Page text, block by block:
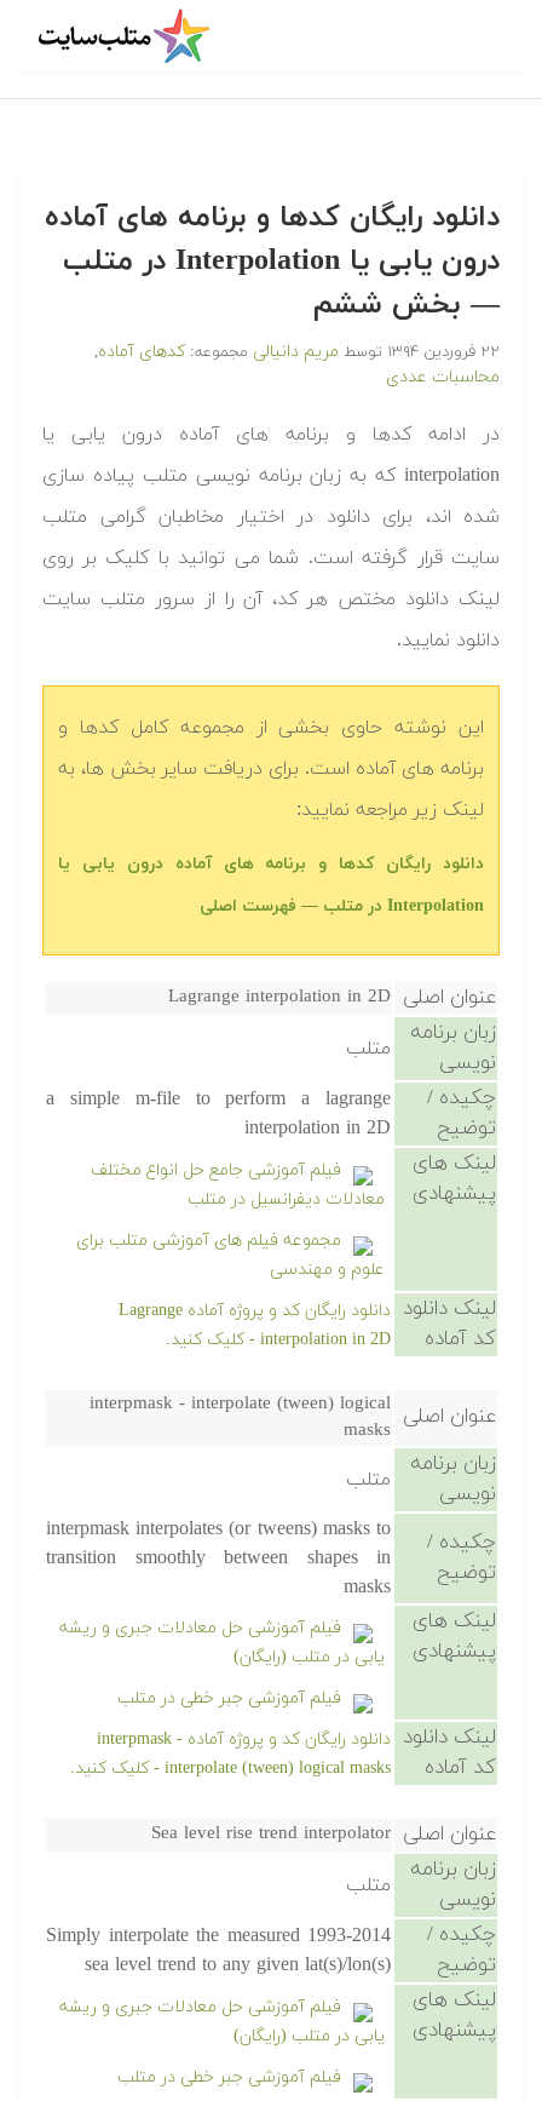
دانلود رایگان کدها و برنامه های آماده
درون یابی یا Interpolation در متلب‬‬
— بخش ششم
۲۲ فروردین ۱۳۹۴ توسط مریم دانیالی مجموعه:کدهای آماده,
محاسبات عددی
‫در ادامه کدها و برنامه های آماده درون یابی یا
interpolation که به زبان برنامه نویسی متلب پیاده سازی
شده اند، برای دانلود در اختیار مخاطبان گرامی متلب
سایت قرار گرفته است. شما می توانید با کلیک بر روی
لینک دانلود مختص هر کد، آن را از سرور متلب سایت
دانلود نمایید.‬
این نوشته حاوی بخشی از مجموعه کامل کدها و
برنامه های آماده است. برای دریافت سایر بخش ها، به
لینک زیر مراجعه نمایید:
دانلود رایگان کدها و برنامه های آماده درون یابی یا
Interpolation در متلب‬‬ — فهرست اصلی
عنوان اصلی Lagrange interpolation in 2D
زبان برنامه
نویسی
متلب
چکیده /
توضیح
a simple m-file to perform a lagrange
interpolation in 2D
لینک های
پیشنهادی
فیلم آموزشی جامع حل انواع مختلف
معادلات دیفرانسیل در متلب
مجموعه فیلم های آموزشی متلب برای
علوم و مهندسی
لینک دانلود
کد آماده
دانلود رایگان کد و پروژه آماده Lagrange
interpolation in 2D - کلیک کنید.
عنوان اصلی interpmask - interpolate (tween) logical
masks
زبان برنامه
نویسی
متلب
چکیده /
توضیح
interpmask interpolates (or tweens) masks to
transition smoothly between shapes in
masks
لینک های
پیشنهادی
فیلم آموزشی حل معادلات جبری و ریشه
یابی در متلب (رایگان)
فیلم آموزشی جبر خطی در متلب
لینک دانلود
کد آماده
دانلود رایگان کد و پروژه آماده interpmask -
interpolate (tween) logical masks - کلیک کنید.
عنوان اصلی Sea level rise trend interpolator
زبان برنامه
نویسی
متلب
چکیده /
توضیح
Simply interpolate the measured 1993-2014
sea level trend to any given lat(s)/lon(s)
لینک های
پیشنهادی
فیلم آموزشی حل معادلات جبری و ریشه
یابی در متلب (رایگان)
فیلم آموزشی جبر خطی در متلب